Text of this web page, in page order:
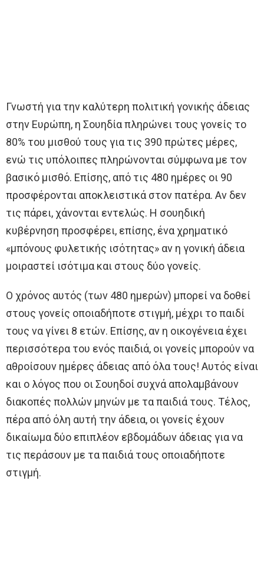
Γνωστή για την καλύτερη πολιτική γονικής άδειας
στην Ευρώπη, η Σουηδία πληρώνει τους γονείς το
80% του μισθού τους για τις 390 πρώτες μέρες,
ενώ τις υπόλοιπες πληρώνονται σύμφωνα με τον
βασικό μισθό. Επίσης, από τις 480 ημέρες οι 90
προσφέρονται αποκλειστικά στον πατέρα. Αν δεν
τις πάρει, χάνονται εντελώς. Η σουηδική
κυβέρνηση προσφέρει, επίσης, ένα χρηματικό
«μπόνους φυλετικής ισότητας» αν η γονική άδεια
μοιραστεί ισότιμα και στους δύο γονείς.
Ο χρόνος αυτός (των 480 ημερών) μπορεί να δοθεί
στους γονείς οποιαδήποτε στιγμή, μέχρι το παιδί
τους να γίνει 8 ετών. Επίσης, αν η οικογένεια έχει
περισσότερα του ενός παιδιά, οι γονείς μπορούν να
αθροίσουν ημέρες άδειας από όλα τους! Αυτός είναι
και ο λόγος που οι Σουηδοί συχνά απολαμβάνουν
διακοπές πολλών μηνών με τα παιδιά τους. Τέλος,
πέρα από όλη αυτή την άδεια, οι γονείς έχουν
δικαίωμα δύο επιπλέον εβδομάδων άδειας για να
τις περάσουν με τα παιδιά τους οποιαδήποτε
στιγμή.